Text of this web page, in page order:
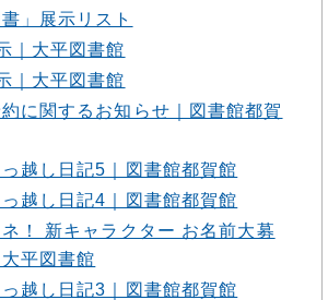
」展示リスト
｜大平図書館
｜大平図書館
に関するお知らせ｜図書館都賀
越し日記5｜図書館都賀館
越し日記4｜図書館都賀館
！ 新キャラクター お名前大募
平図書館
越し日記3｜図書館都賀館